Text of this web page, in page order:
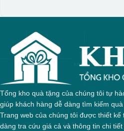
Tổng kho quà tặng của chúng tôi tự
giúp khách hàng dễ dàng tìm kiếm
Trang web của chúng tôi được thiết
dàng tra cứu giá cả và thông tin chi